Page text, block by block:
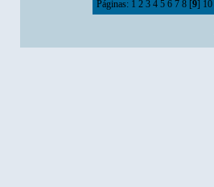
Páginas: 1 2 3 4 5 6 7 8[9] 10